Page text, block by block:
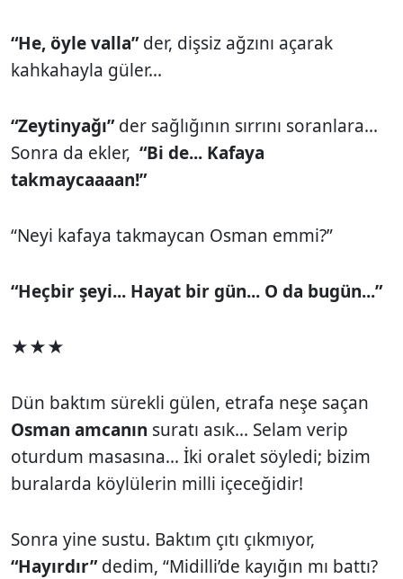
“He, öyle valla”der, dişsiz ağzını açarak
kahkahayla güler...
“Zeytinyağı”der sağlığının sırrını soranlara...
Sonra da ekler, “Bi de... Kafaya
takmaycaaaan!”
“Neyi kafaya takmaycan Osman emmi?”
“Heçbir şeyi... Hayat bir gün... O da bugün...”
★★★
Dün baktım sürekli gülen, etrafa neşe saçan
Osman amcanın suratı asık... Selam verip
oturdum masasına... İki oralet söyledi; bizim
buralarda köylülerin milli içeceğidir!
Sonra yine sustu. Baktım çıtı çıkmıyor,
“Hayırdır”dedim, “Midilli’de kayığın mı battı?